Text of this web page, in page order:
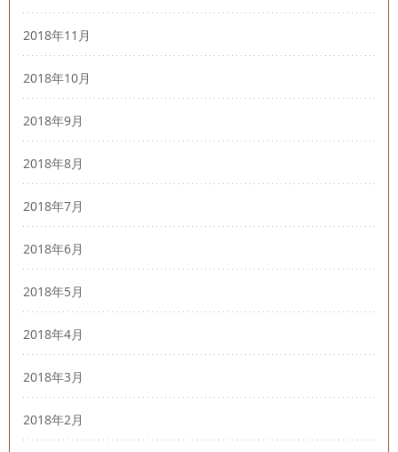
2018年11月
2018年10月
2018年9月
2018年8月
2018年7月
2018年6月
2018年5月
2018年4月
2018年3月
2018年2月